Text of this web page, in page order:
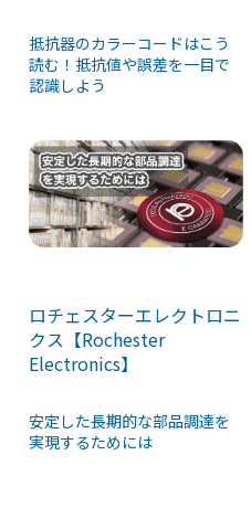
抵抗器のカラーコードはこう
読む！抵抗値や誤差を一目で
認識しよう
ロチェスターエレクトロニ
クス【Rochester
Electronics】
安定した長期的な部品調達を
実現するためには